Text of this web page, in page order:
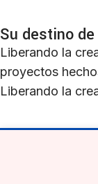
Su destino
Liberando la
proyectos
Liberando la